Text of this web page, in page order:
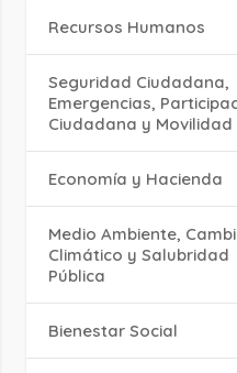
Recursos Humanos
Seguridad Ciudadana,
Emergencias,
Ciudadana y Movilidad
Economía y Hacienda
Medio Ambiente,
Climático y Salubridad
Pública
Bienestar Social